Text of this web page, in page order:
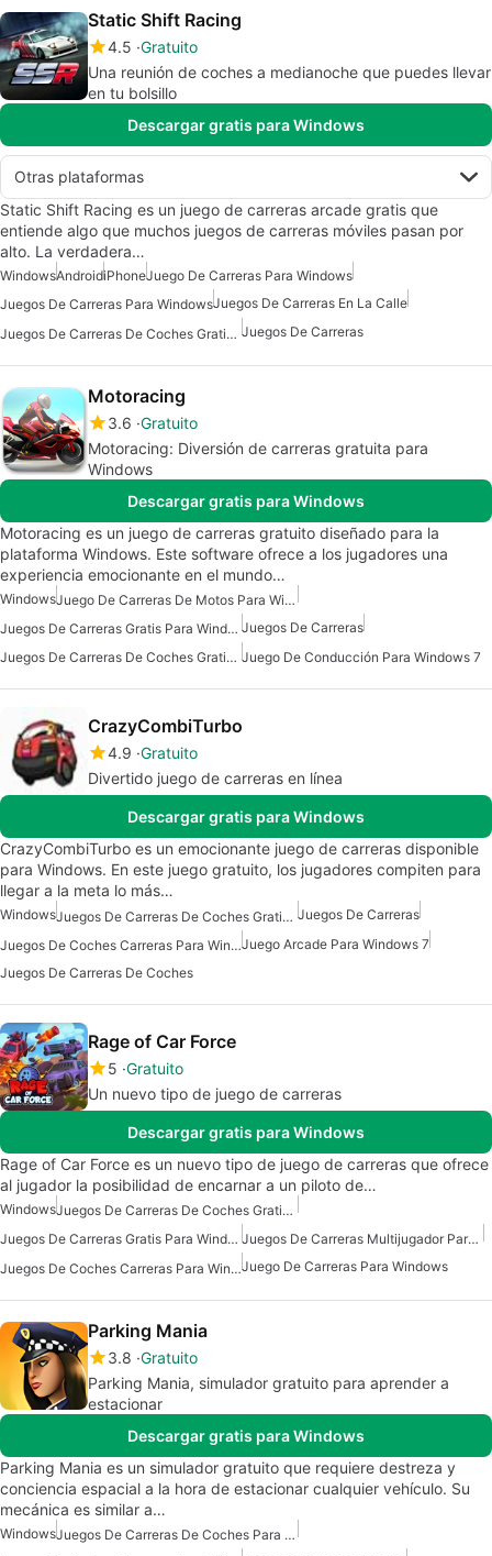
Static Shift Racing
4.5 Gratuito
Una reunión de coches a medianoche que puedes llevar
en tu bolsillo
Descargar gratis para Windows
Otras plataformas
Static Shift Racing es un juego de carreras arcade gratis que
entiende algo que muchos juegos de carreras móviles pasan por
alto. La verdadera…
WindowsAndroidiPhoneJuego De Carreras Para Windows
Juegos De Carreras Para WindowsJuegos De Carreras En La Calle
Juegos De Carreras De Coches Gratis Para Windows Juegos De Carreras
Motoracing
3.6 Gratuito
Motoracing: Diversión de carreras gratuita para
Windows
Descargar gratis para Windows
Motoracing es un juego de carreras gratuito diseñado para la
plataforma Windows. Este software ofrece a los jugadores una
experiencia emocionante en el mundo…
Windows
Juego De Carreras De Motos Para Windows
Juegos De Carreras Gratis Para Windows Juegos De Carreras
Juegos De Carreras De Coches Gratis Para Windows Juego De Conducción Para Windows 7
CrazyCombiTurbo
4.9 Gratuito
Divertido juego de carreras en línea
Descargar gratis para Windows
CrazyCombiTurbo es un emocionante juego de carreras disponible
para Windows. En este juego gratuito, los jugadores compiten para
llegar a la meta lo más…
Windows Juegos De Carreras De Coches Gratis Para Windows Juegos De Carreras
Juegos De Coches Carreras Para WindowsJuego Arcade Para Windows 7
Juegos De Carreras De Coches
Rage of Car Force
5 Gratuito
Un nuevo tipo de juego de carreras
Descargar gratis para Windows
Rage of Car Force es un nuevo tipo de juego de carreras que ofrece
al jugador la posibilidad de encarnar a un piloto de…
Windows
Juegos De Carreras De Coches Gratis Para Windows
Juegos De Carreras Gratis Para Windows
Juegos De Carreras Multijugador Para Windows
Juegos De Coches Carreras Para WindowsJuego De Carreras Para Windows
Parking Mania
3.8 Gratuito
Parking Mania, simulador gratuito para aprender a
estacionar
Descargar gratis para Windows
Parking Mania es un simulador gratuito que requiere destreza y
conciencia espacial a la hora de estacionar cualquier vehículo. Su
mecánica es similar a…
Windows
Juegos De Carreras De Coches Para Windows 10